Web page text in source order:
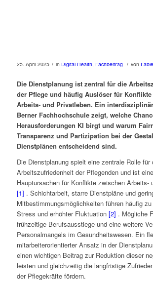
25. April 2025 / in Digital Health, Fachbeitrag / von
Die Dienstplanung ist zentral für die
der Pflege und häufig Auslöser für
Arbeits- und Privatleben. Ein
Berner Fachhochschule zeigt, welche
Herausforderungen KI birgt und warum
Transparenz und Partizipation bei der
Dienstplänen entscheidend sind.
Die Dienstplanung spielt eine zentrale Rolle für
Arbeitszufriedenheit der Pflegenden und ist
Hauptursachen für Konflikte zwischen Arbeits-
[1] . Schichtarbeit, starre Dienstpläne und
Mitbestimmungsmöglichkeiten führen häufig
Stress und erhöhter Fluktuation [2] . Mögliche
frühzeitige Berufsausstiege und eine weitere
Personalmangels im Gesundheitswesen. Ein
mitarbeiterorientierter Ansatz in der
einen wichtigen Beitrag zur Reduktion dieser
leisten und gleichzeitig die langfristige
der Pflegekräfte fördern.